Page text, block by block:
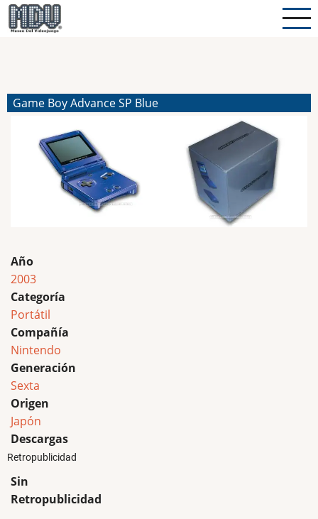
Pasar
al
Game Boy Advance SP Blue
Año
2003
Categoría
Portátil
Compañía
Nintendo
Generación
Sexta
Origen
Japón
Descargas
Retropublicidad
Sin
Retropublicidad